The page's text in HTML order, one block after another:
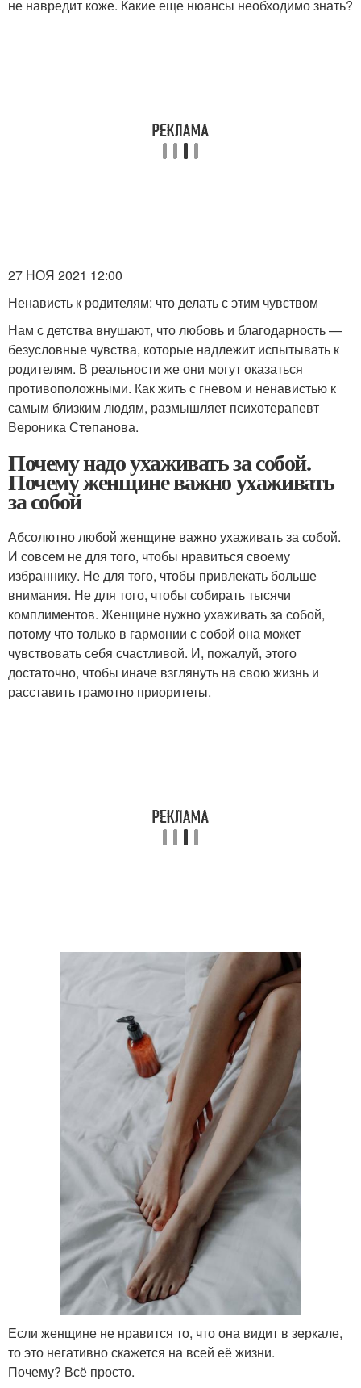
не навредит коже. Какие еще нюансы необходимо знать?
27 НОЯ 2021 12:00
Ненависть к родителям: что делать с этим чувством
Нам с детства внушают, что любовь и благодарность —
безусловные чувства, которые надлежит испытывать к
родителям. В реальности же они могут оказаться
противоположными. Как жить с гневом и ненавистью к
самым близким людям, размышляет психотерапевт
Вероника Степанова.
Почему надо ухаживать за собой.
Почему женщине важно ухаживать
за собой
Абсолютно любой женщине важно ухаживать за собой.
И совсем не для того, чтобы нравиться своему
избраннику. Не для того, чтобы привлекать больше
внимания. Не для того, чтобы собирать тысячи
комплиментов. Женщине нужно ухаживать за собой,
потому что только в гармонии с собой она может
чувствовать себя счастливой. И, пожалуй, этого
достаточно, чтобы иначе взглянуть на свою жизнь и
расставить грамотно приоритеты.
Если женщине не нравится то, что она видит в зеркале,
то это негативно скажется на всей её жизни.
Почему? Всё просто.